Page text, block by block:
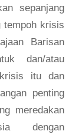
sepanjang
tempoh krisis
Barisan
dan/atau
krisis itu dan
penting
meredakan
dengan